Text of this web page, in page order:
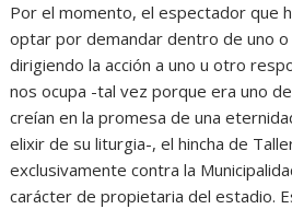
Por el momento, el espectador que
optar por demandar dentro de uno
dirigiendo la acción a uno u otro
nos ocupa -tal vez porque era uno
creían en la promesa de una
elixir de su liturgia-, el hincha de
exclusivamente contra la
carácter de propietaria del estadio.